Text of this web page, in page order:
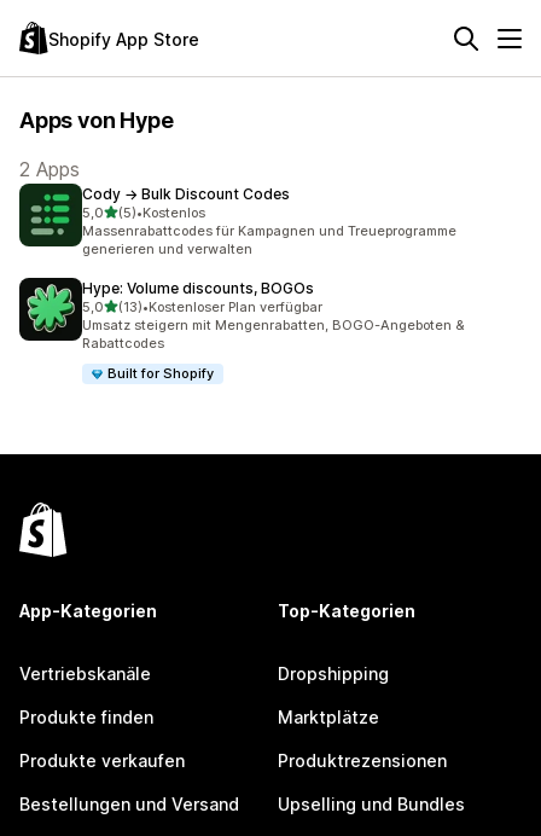
Shopify App Store
Apps von Hype
2 Apps
Cody → Bulk Discount Codes
5,0von 5 Sternen
(5)
5 Rezensionen insgesamt
•Kostenlos
Massenrabattcodes für Kampagnen und Treueprogramme
generieren und verwalten
Hype: Volume discounts, BOGOs
5,0von 5 Sternen
(13)
13 Rezensionen insgesamt
•Kostenloser Plan verfügbar
Umsatz steigern mit Mengenrabatten, BOGO-Angeboten &
Rabattcodes
Built for Shopify
App-Kategorien
Vertriebskanäle
Produkte finden
Produkte verkaufen
Bestellungen und Versand
Top-Kategorien
Dropshipping
Marktplätze
Produktrezensionen
Upselling und Bundles